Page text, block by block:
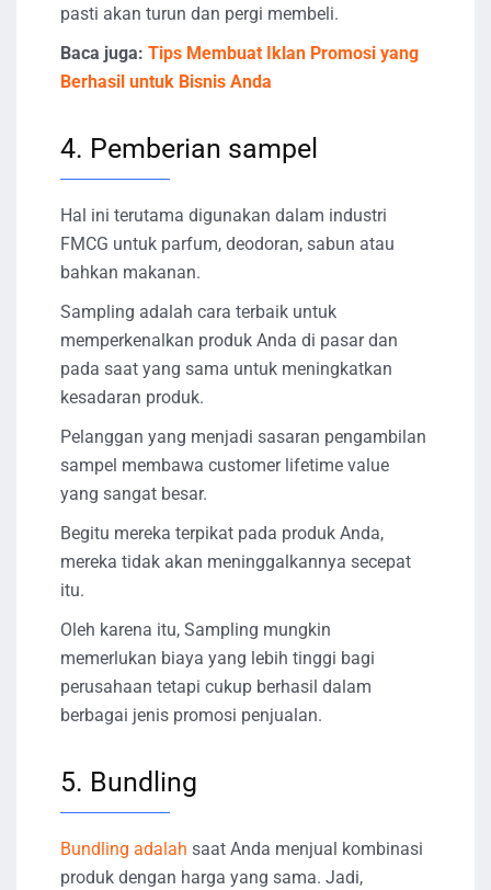
pasti akan turun dan pergi membeli.
Baca juga: Tips Membuat Iklan Promosi yang
Berhasil untuk Bisnis Anda
4. Pemberian sampel
Hal ini terutama digunakan dalam industri
FMCG untuk parfum, deodoran, sabun atau
bahkan makanan.
Sampling adalah cara terbaik untuk
memperkenalkan produk Anda di pasar dan
pada saat yang sama untuk meningkatkan
kesadaran produk.
Pelanggan yang menjadi sasaran pengambilan
sampel membawa customer lifetime value
yang sangat besar.
Begitu mereka terpikat pada produk Anda,
mereka tidak akan meninggalkannya secepat
itu.
Oleh karena itu, Sampling mungkin
memerlukan biaya yang lebih tinggi bagi
perusahaan tetapi cukup berhasil dalam
berbagai jenis promosi penjualan.
5. Bundling
Bundling adalah saat Anda menjual kombinasi
produk dengan harga yang sama. Jadi,